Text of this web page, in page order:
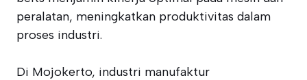
peralatan, meningkatkan produktivitas dalam
proses industri.
Di Mojokerto, industri manufaktur